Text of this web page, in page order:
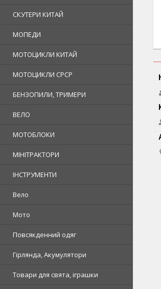
СКУТЕРИ КИТАЙ
МОПЕДИ
МОТОЦИКЛИ КИТАЙ
МОТОЦИКЛИ СРСР
БЕНЗОПИЛИ, ТРИМЕРИ
ВЕЛО
МОТОБЛОКИ
МІНІТРАКТОРИ
ІНСТРУМЕНТИ
Вело
Мото
Повсякденний одяг
Гірлянда, Акумулятори
Товари для свята, іграшки